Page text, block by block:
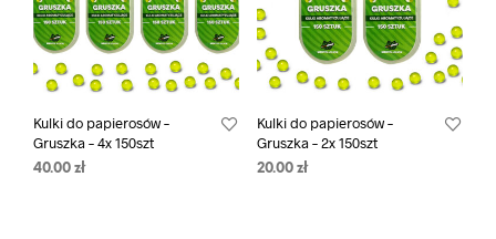
Kulki do papierosów –
Gruszka – 4x 150szt
40.00 zł
Kulki do papierosów –
Gruszka – 2x 150szt
20.00 zł